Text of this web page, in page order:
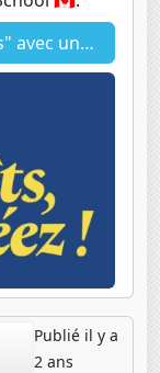
passionnante ! 📚💌
Publié il y a
2 ans